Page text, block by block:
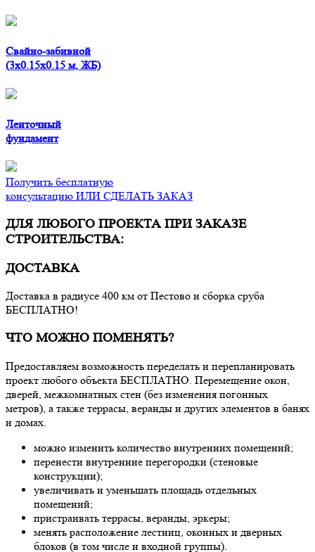
Свайно-забивной
(3x0.15x0.15 м, ЖБ)
Ленточный
фундамент
Получить бесплатную
консультацию ИЛИ СДЕЛАТЬ ЗАКАЗ
ДЛЯ ЛЮБОГО ПРОЕКТА ПРИ ЗАКАЗЕ
СТРОИТЕЛЬСТВА:
ДОСТАВКА
Доставка в радиусе 400 км от Пестово и сборка сруба
БЕСПЛАТНО!
ЧТО МОЖНО ПОМЕНЯТЬ?
Предоставляем возможность переделать и перепланировать
проект любого объекта БЕСПЛАТНО. Перемещение окон,
дверей, межкомнатных стен (без изменения погонных
метров), а также террасы, веранды и других элементов в банях
и домах.
можно изменить количество внутренних помещений;
перенести внутренние перегородки (стеновые
конструкции);
увеличивать и уменьшать площадь отдельных
помещений;
пристраивать террасы, веранды, эркеры;
менять расположение лестниц, оконных и дверных
блоков (в том числе и входной группы).